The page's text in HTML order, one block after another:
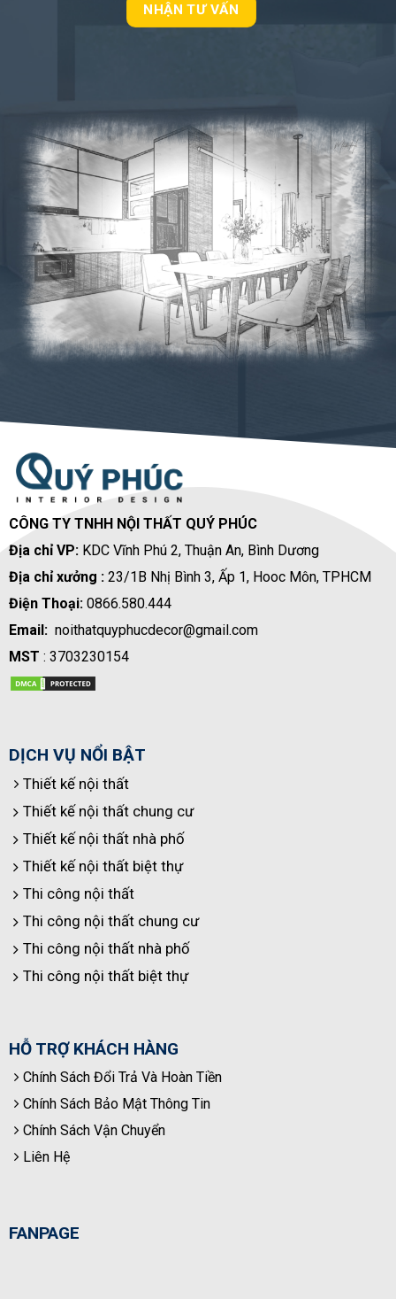
CÔNG TY TNHH NỘI THẤT QUÝ PHÚC
Địa chỉ VP: KDC Vĩnh Phú 2, Thuận An, Bình Dương
Địa chỉ xưởng :23/1B Nhị Bình 3, Ấp 1, Hooc Môn, TPHCM
Điện Thoại:0866.580.444
Email:noithatquyphucdecor@gmail.com
MST : 3703230154
DỊCH VỤ NỔI BẬT
Thiết kế nội thất
Thiết kế nội thất chung cư
Thiết kế nội thất nhà phố
Thiết kế nội thất biệt thự
Thi công nội thất
Thi công nội thất chung cư
Thi công nội thất nhà phố
Thi công nội thất biệt thự
HỖ TRỢ KHÁCH HÀNG
Chính Sách Đổi Trả Và Hoàn Tiền
Chính Sách Bảo Mật Thông Tin
Chính Sách Vận Chuyển
Liên Hệ
FANPAGE